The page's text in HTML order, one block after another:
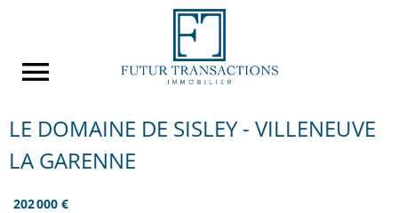
LE DOMAINE DE SISLEY - VILLENEUVE
LA GARENNE
202 000 €